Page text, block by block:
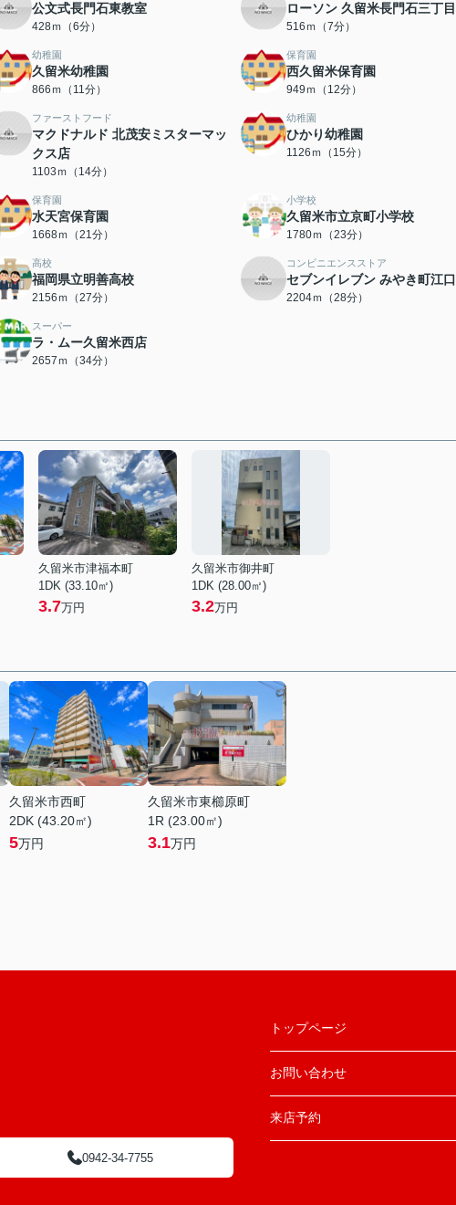
公文式長門石東教室
428ｍ（6分）
ローソン 久留米長門石三丁
516ｍ（7分）
幼稚園
久留米幼稚園
866ｍ（11分）
保育園
西久留米保育園
949ｍ（12分）
ファーストフード
マクドナルド 北茂安ミスターマッ
クス店
1103ｍ（14分）
幼稚園
ひかり幼稚園
1126ｍ（15分）
保育園
水天宮保育園
1668ｍ（21分）
小学校
久留米市立京町小学校
1780ｍ（23分）
高校
福岡県立明善高校
2156ｍ（27分）
コンビニエンスストア
セブンイレブン みやき町江
2204ｍ（28分）
スーパー
ラ・ムー久留米西店
2657ｍ（34分）
久留米市津福本町
1DK (33.10㎡)
3.7万円
久留米市御井町
1DK (28.00㎡)
3.2万円
久留米市西町
2DK (43.20㎡)
5万円
久留米市東櫛原町
1R (23.00㎡)
3.1万円
0942-34-7755
トップページ
お問い合わせ
来店予約